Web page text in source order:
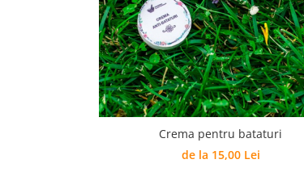
Crema pentru bataturi
de la 15,00 Lei